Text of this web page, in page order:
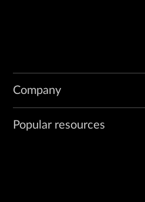
Company
Popular resources